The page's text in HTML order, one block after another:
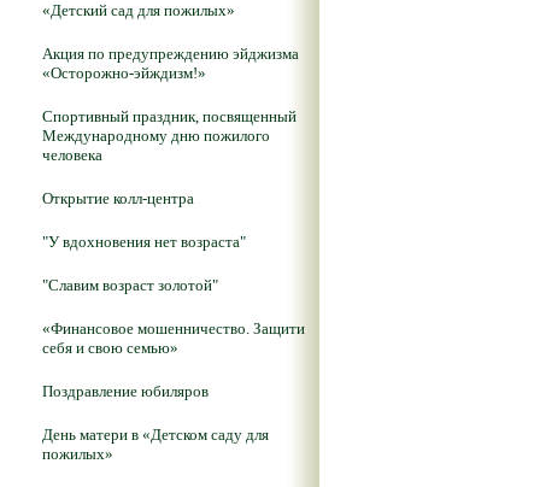
«Детский сад для пожилых»
Акция по предупреждению эйджизма
«Осторожно-эйждизм!»
Спортивный праздник, посвященный
Международному дню пожилого
человека
Открытие колл-центра
"У вдохновения нет возраста"
"Славим возраст золотой"
«Финансовое мошенничество. Защити
себя и свою семью»
Поздравление юбиляров
День матери в «Детском саду для
пожилых»